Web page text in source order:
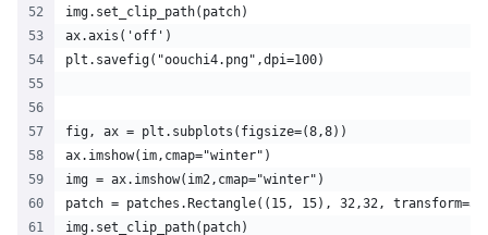
img.set_clip_path(patch)
ax.axis('off')
plt.savefig("oouchi4.png",dpi=100)
fig, ax = plt.subplots(figsize=(8,8))
ax.imshow(im,cmap="winter")
img = ax.imshow(im2,cmap="winter")
patch = patches.Rectangle((15, 15), 32,32,
img.set_clip_path(patch)